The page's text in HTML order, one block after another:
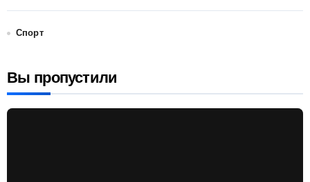
Спорт
Вы пропустили